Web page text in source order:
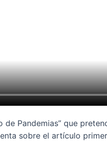
de Pandemias” que
sobre el artículo